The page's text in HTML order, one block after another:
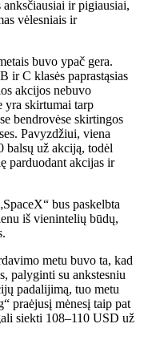
ir pigiausiai,
vėlesniais ir
buvo ypač gera.
ir C klasės paprastąsias
akcijos nebuvo
yra skirtumai tarp
bendrovėse skirtingos
Pavyzdžiui, viena
balsų už akciją, todėl
parduodant akcijas ir
bus paskelbta
iš vienintelių būdų,
metu buvo ta, kad
palyginti su ankstesniu
padalijimą, tuo metu
praėjusį mėnesį taip pat
siekti 108–110 USD už